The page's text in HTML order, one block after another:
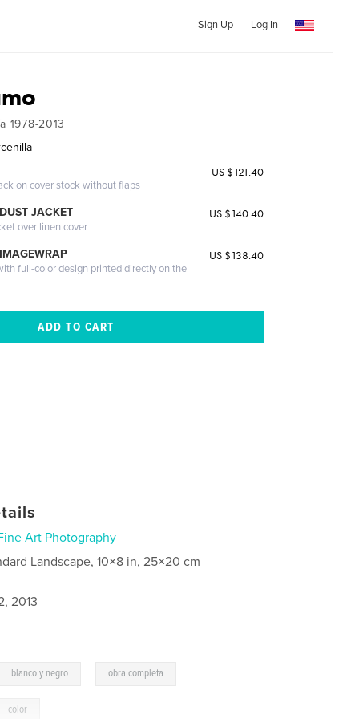
Sign Up Log In
1978-2013
on cover stock without flaps
US $121.40
JACKET
over linen cover
US $140.40
full-color design printed directly on the
US $138.40
Art Photography
Landscape, 10×8 in, 25×20 cm
2013
blanco y negro obra completa
color